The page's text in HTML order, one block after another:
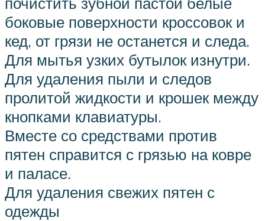
боковые поверхности кроссовок и
кед, от грязи не останется и следа.
Для мытья узких бутылок изнутри.
Для удаления пыли и следов
пролитой жидкости и крошек между
кнопками клавиатуры.
Вместе со средствами против
пятен справится с грязью на ковре
и паласе.
Для удаления свежих пятен с
одежды